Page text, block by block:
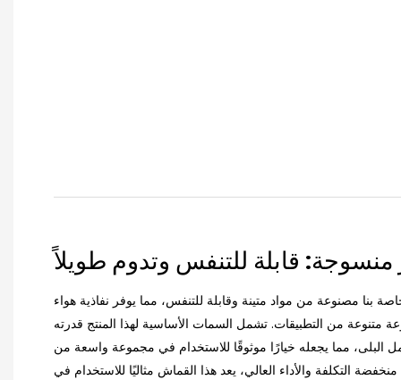
قابلة للتنفس وتدوم طويلاً
بنا مصنوعة من مواد متينة وقابلة للتنفس، مما يوفر نفاذية هواء
متنوعة من التطبيقات. تشمل السمات الأساسية لهذا المنتج قدرته
البلى، مما يجعله خيارًا موثوقًا للاستخدام في مجموعة واسعة من
التكلفة والأداء العالي، يعد هذا القماش مثاليًا للاستخدام في